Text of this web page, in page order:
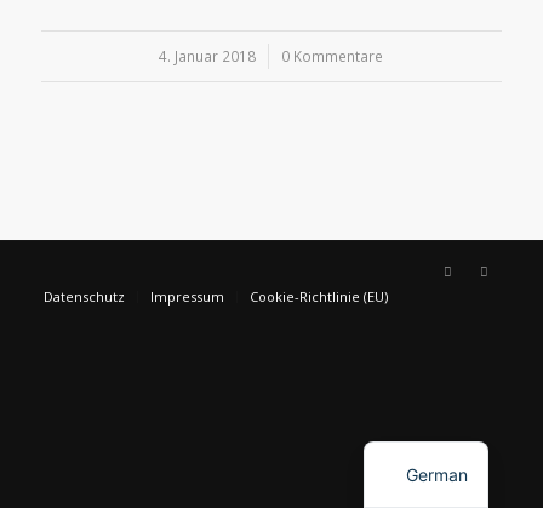
4. Januar 2018
/ 0 Kommentare
Datenschutz Impressum Cookie-Richtlinie (EU)
German